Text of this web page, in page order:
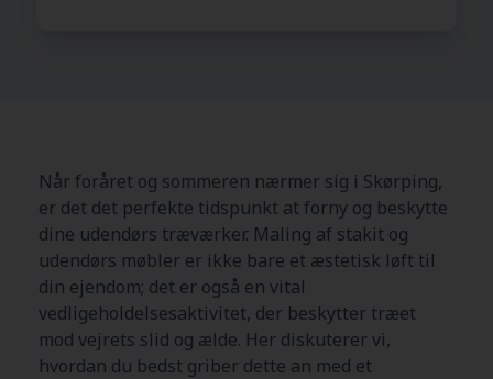
Når foråret og sommeren nærmer sig i Skørping,
er det det perfekte tidspunkt at forny og beskytte
dine udendørs træværker. Maling af stakit og
udendørs møbler er ikke bare et æstetisk løft til
din ejendom; det er også en vital
vedligeholdelsesaktivitet, der beskytter træet
mod vejrets slid og ælde. Her diskuterer vi,
hvordan du bedst griber dette an med et